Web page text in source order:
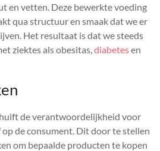
en vetten. Deze bewerkte voeding
qua structuur en smaak dat we er
Het resultaat is dat we steeds
ziektes als obesitas,diabetesen
de verantwoordelijkheid voor
op de consument. Dit door te stellen
om bepaalde producten te kopen